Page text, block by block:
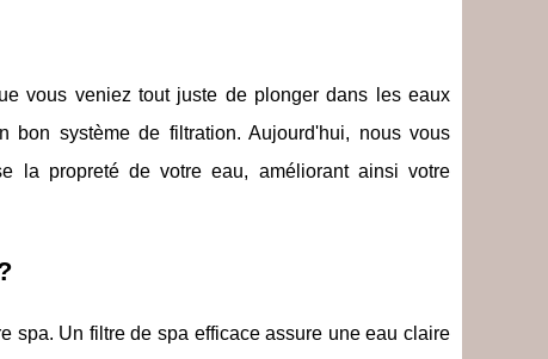
vous veniez tout juste de plonger dans les eaux
bon système de filtration. Aujourd'hui, nous vous
la propreté de votre eau, améliorant ainsi votre
spa. Un filtre de spa efficace assure une eau claire